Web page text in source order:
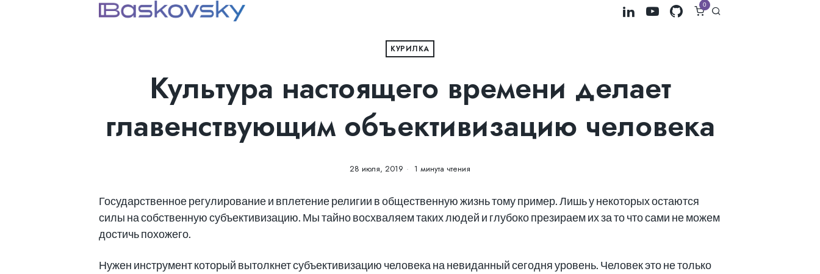
0
КУРИЛКА
Культура настоящего времени делает
главенствующим объективизацию человека
28 июля, 2019 1 минута чтения
Государственное регулирование и вплетение религии в общественную жизнь тому пример. Лишь у некоторых остаются
силы на собственную субъективизацию. Мы тайно восхваляем таких людей и глубоко презираем их за то что сами не можем
достичь похожего.
Нужен инструмент который вытолкнет субъективизацию человека на невиданный сегодня уровень. Человек это не только